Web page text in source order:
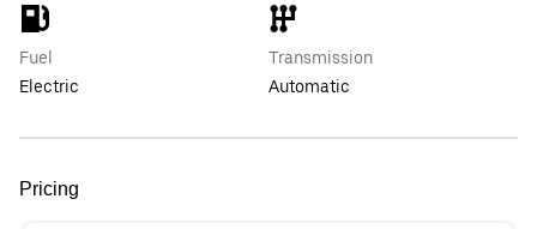
Fuel
Electric
Transmission
Automatic
Pricing